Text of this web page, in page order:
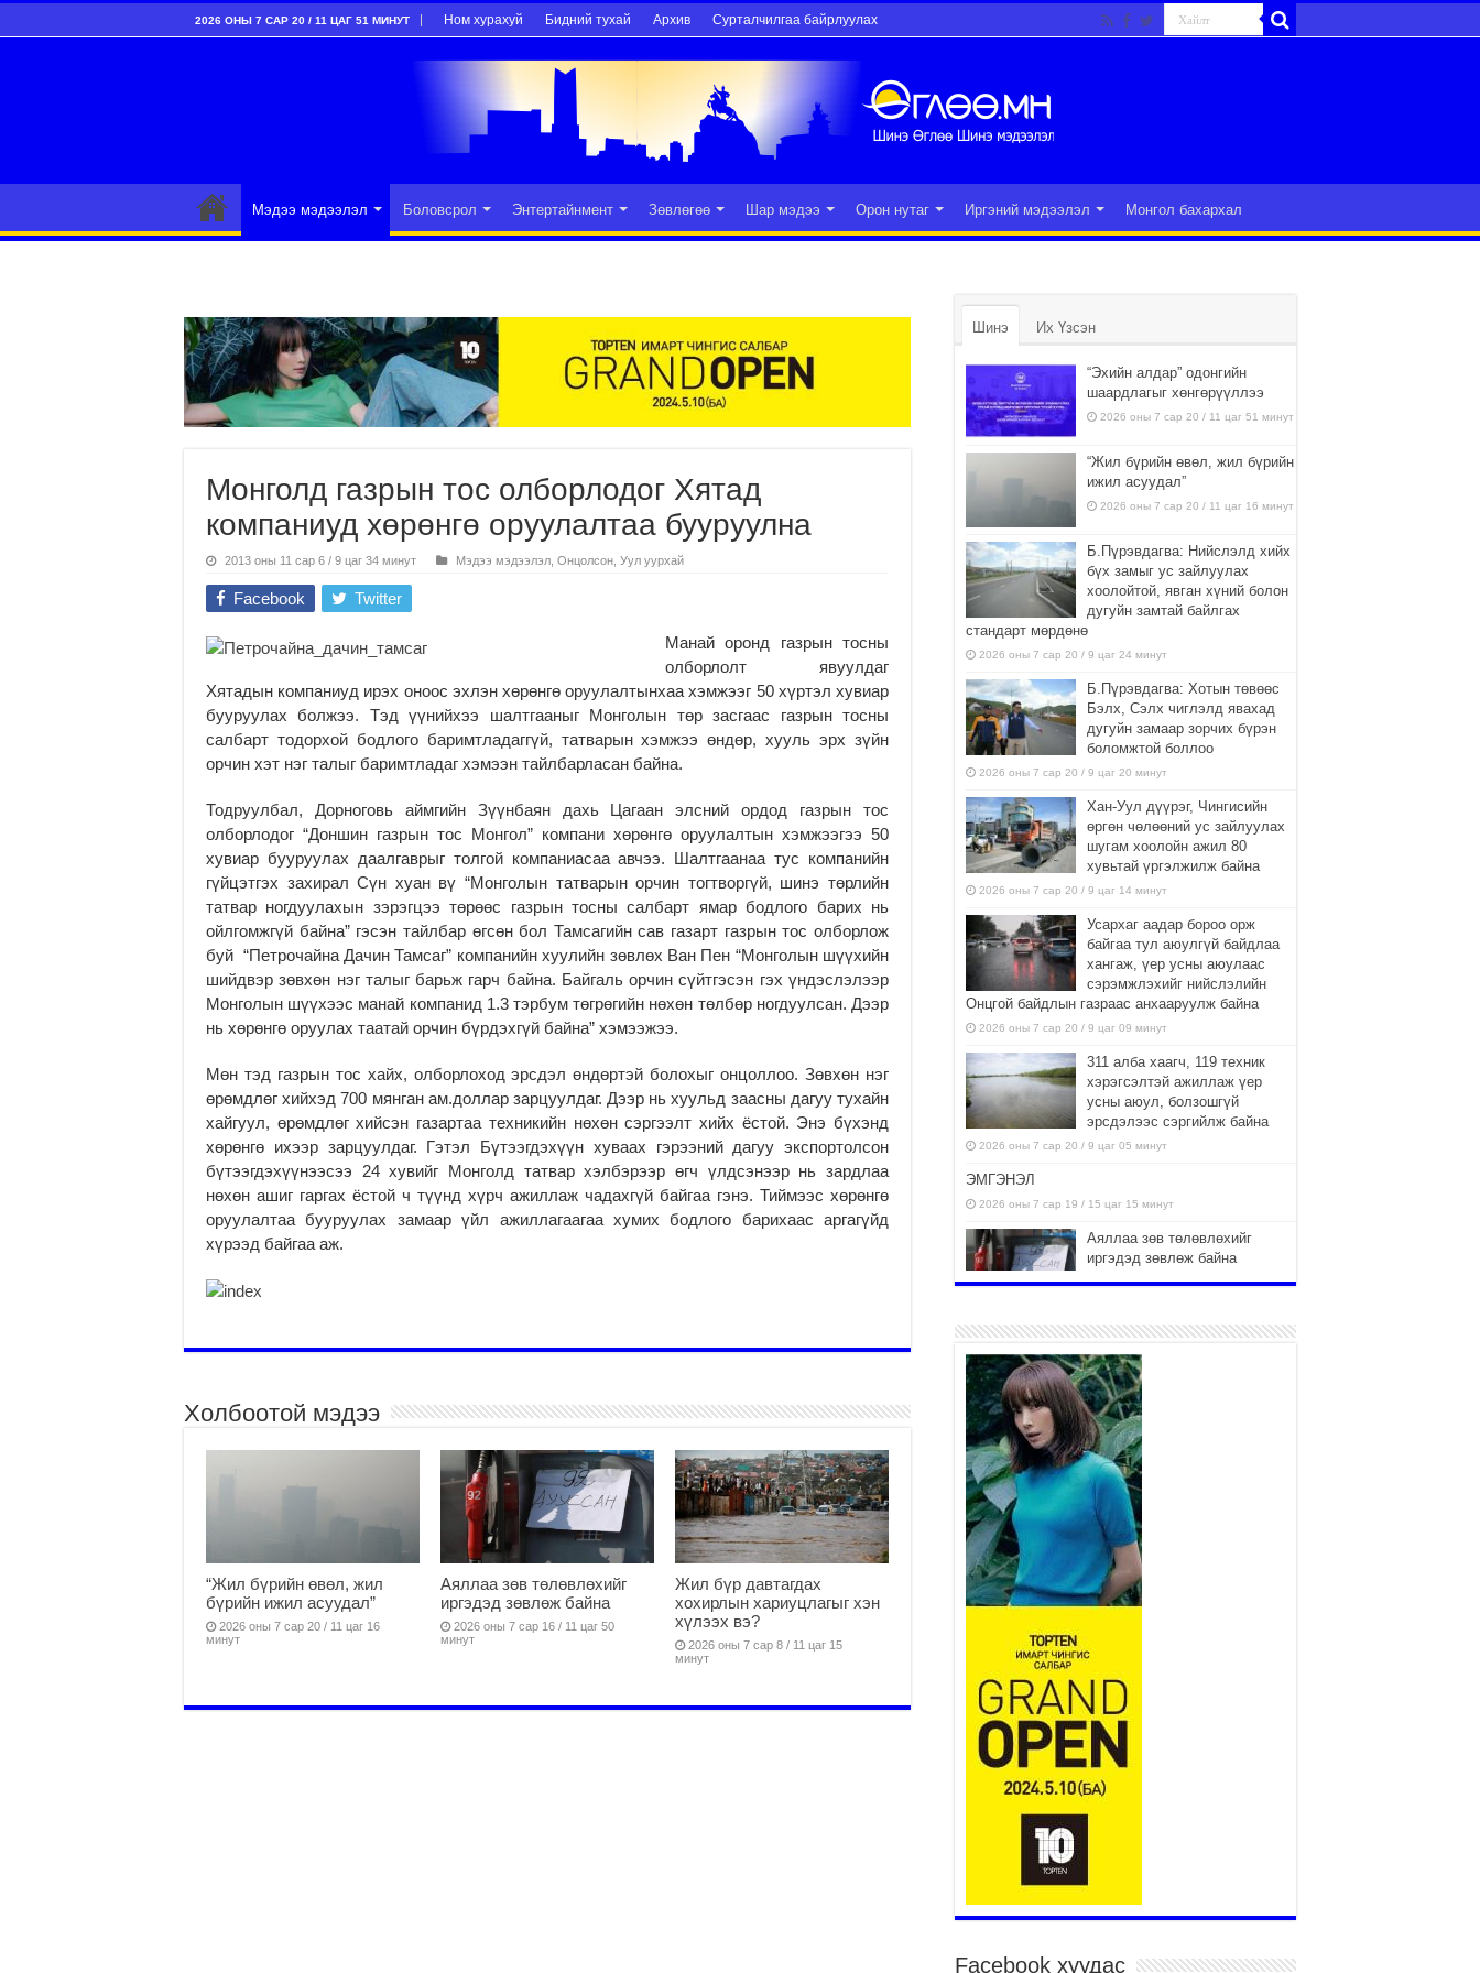
2026 ОНЫ 7 САР 20 / 11 ЦАГ 51 МИНУТ Ном хурахуй Бидний тухай Архив Сурталчилгаа байрлуулах
Мэдээ мэдээлэл Боловсрол Энтертайнмент Зөвлөгөө Шар мэдээ Орон нутаг Иргэний мэдээлэл Монгол бахархал
Монголд газрын тос олборлодог Хятад
компаниуд хөрөнгө оруулалтаа бууруулна
2013 оны 11 сар 6 / 9 цаг 34 минут Мэдээ мэдээлэл Онцолсон Уул уурхай
Facebook Twitter
Манай оронд газрын тосны
олборлолт явуулдаг
Хятадын компаниуд ирэх оноос эхлэн хөрөнгө оруулалтынхаа хэмжээг 50 хүртэл хувиар
бууруулах болжээ. Тэд үүнийхээ шалтгааныг Монголын төр засгаас газрын тосны
салбарт тодорхой бодлого баримтладаггүй, татварын хэмжээ өндөр, хууль эрх зүйн
орчин хэт нэг талыг баримтладаг хэмээн тайлбарласан байна.
Тодруулбал, Дорноговь аймгийн Зүүнбаян дахь Цагаан элсний ордод газрын тос
олборлодог “Доншин газрын тос Монгол” компани хөрөнгө оруулалтын хэмжээгээ 50
хувиар бууруулах даалгаврыг толгой компаниасаа авчээ. Шалтгаанаа тус компанийн
гүйцэтгэх захирал Сүн хуан вү “Монголын татварын орчин тогтворгүй, шинэ төрлийн
татвар ногдуулахын зэрэгцээ төрөөс газрын тосны салбарт ямар бодлого барих нь
ойлгомжгүй байна” гэсэн тайлбар өгсөн бол Тамсагийн сав газарт газрын тос олборлож
буй “Петрочайна Дачин Тамсаг” компанийн хуулийн зөвлөх Ван Пен “Монголын шүүхийн
шийдвэр зөвхөн нэг талыг барьж гарч байна. Байгаль орчин сүйтгэсэн гэх үндэслэлээр
Монголын шүүхээс манай компанид 1.3 тэрбум төгрөгийн нөхөн төлбөр ногдуулсан. Дээр
нь хөрөнгө оруулах таатай орчин бүрдэхгүй байна” хэмээжээ.
Мөн тэд газрын тос хайх, олборлоход эрсдэл өндөртэй болохыг онцоллоо. Зөвхөн нэг
өрөмдлөг хийхэд 700 мянган ам.доллар зарцуулдаг. Дээр нь хуульд заасны дагуу тухайн
хайгуул, өрөмдлөг хийсэн газартаа техникийн нөхөн сэргээлт хийх ёстой. Энэ бүхэнд
хөрөнгө ихээр зарцуулдаг. Гэтэл Бүтээгдэхүүн хуваах гэрээний дагуу экспортолсон
бүтээгдэхүүнээсээ 24 хувийг Монголд татвар хэлбэрээр өгч үлдсэнээр нь зардлаа
нөхөн ашиг гаргах ёстой ч түүнд хүрч ажиллаж чадахгүй байгаа гэнэ. Тиймээс хөрөнгө
оруулалтаа бууруулах замаар үйл ажиллагаагаа хумих бодлого барихаас аргагүйд
хүрээд байгаа аж.
Холбоотой мэдээ
“Жил бүрийн өвөл, жил
бүрийн ижил асуудал”
2026 оны 7 сар 20 / 11 цаг 16
минут
Аяллаа зөв төлөвлөхийг
иргэдэд зөвлөж байна
2026 оны 7 сар 16 / 11 цаг 50
минут
Жил бүр давтагдах
хохирлын хариуцлагыг хэн
хүлээх вэ?
2026 оны 7 сар 8 / 11 цаг 15
минут
Шинэ Их Үзсэн
“Эхийн алдар” одонгийн
шаардлагыг хөнгөрүүллээ
2026 оны 7 сар 20 / 11 цаг 51 минут
“Жил бүрийн өвөл, жил бүрийн
ижил асуудал”
2026 оны 7 сар 20 / 11 цаг 16 минут
Б.Пүрэвдагва: Нийслэлд хийх
бүх замыг ус зайлуулах
хоолойтой, явган хүний болон
дугуйн замтай байлгах
стандарт мөрдөнө
2026 оны 7 сар 20 / 9 цаг 24 минут
Б.Пүрэвдагва: Хотын төвөөс
Бэлх, Сэлх чиглэлд явахад
дугуйн замаар зорчих бүрэн
боломжтой боллоо
2026 оны 7 сар 20 / 9 цаг 20 минут
Хан-Уул дүүрэг, Чингисийн
өргөн чөлөөний ус зайлуулах
шугам хоолойн ажил 80
хувьтай үргэлжилж байна
2026 оны 7 сар 20 / 9 цаг 14 минут
Усархаг аадар бороо орж
байгаа тул аюулгүй байдлаа
хангаж, үер усны аюулаас
сэрэмжлэхийг нийслэлийн
Онцгой байдлын газраас анхааруулж байна
2026 оны 7 сар 20 / 9 цаг 09 минут
311 алба хаагч, 119 техник
хэрэгсэлтэй ажиллаж үер
усны аюул, болзошгүй
эрсдэлээс сэргийлж байна
2026 оны 7 сар 20 / 9 цаг 05 минут
ЭМГЭНЭЛ
2026 оны 7 сар 19 / 15 цаг 15 минут
Аяллаа зөв төлөвлөхийг
иргэдэд зөвлөж байна
2026 оны 7 сар 16 / 11 цаг 50 минут
Үер усны болзошгүй аюулаас
байгууллагууд өндөржүүлсэн
бэлэн байдалд ажиллаж байна
2026 оны 7 сар 15 / 13 цаг 06 минут
Монгол адууны үнэ цэнийг
дэлхийд сурталчлах “Дэлхийн
адууны өдөр”-т 15000 морьтон
оролцож байна
2026 оны 7 сар 15 / 11 цаг 51 минут
Шагайн харвааны насанд хүрэгчдийн багийн
төрөлд 106 багийн 848 харваач өрсөлдөж,
шилдгүүд шалгарав
Үндэсний их баяр наадмын сур харвааны
шагналыг нийслэлийн Засаг дарга бөгөөд
Улаанбаатар хотын Захирагч Б.Пүрэвдагва
гардууллаа
2026 оны 7 сар 15 / 11 цаг 41 минут
Нийслэлийн Эрүүл мэндийн газраас 45 баг
иргэдэд тусламж, үйлчилгээ үзүүлж байна
2026 оны 7 сар 15 / 11 цаг 30 минут
Хүчит бөхийн барилдааны тавын даваа
үргэлжилж байна
161 ажилтан, 27 техниктэй ажиллаж байна
Facebook хуудас